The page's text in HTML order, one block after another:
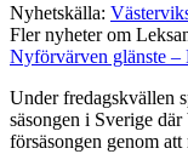
Nyhetskälla:
Fler nyheter om
Nyförvärven glänste –
Under fredagskvällen
säsongen i Sverige
försäsongen genom